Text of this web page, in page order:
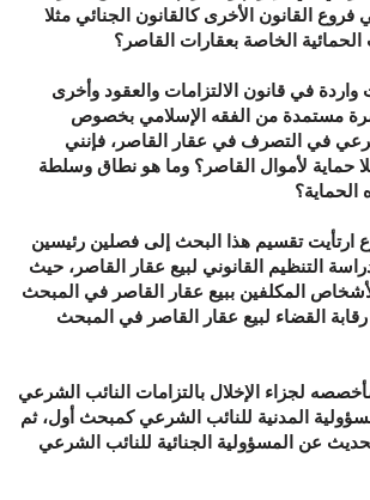
فروع القانون الأخرى كالقانون الجنائي مثلا
الحمائية الخاصة بعقارات القاصر؟
في قانون الالتزامات والعقود وأخرى
مستمدة من الفقه الإسلامي بخصوص
في التصرف في عقار القاصر، فإنني
حماية لأموال القاصر؟ وما هو نطاق وسلطة
الحماية؟
ارتأيت تقسيم هذا البحث إلى فصلين رئيسين
التنظيم القانوني لبيع عقار القاصر، حيث
المكلفين ببيع عقار القاصر في المبحث
القضاء لبيع عقار القاصر في المبحث
لجزاء الإخلال بالتزامات النائب الشرعي
المدنية للنائب الشرعي كمبحث أول، ثم
عن المسؤولية الجنائية للنائب الشرعي